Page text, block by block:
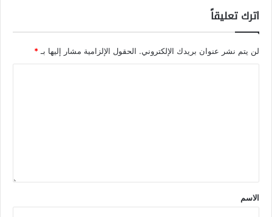
اترك تعليقاً
لن يتم نشر عنوان بريدك الإلكتروني. الحقول الإلزامية مشار إليها بـ *
الاسم